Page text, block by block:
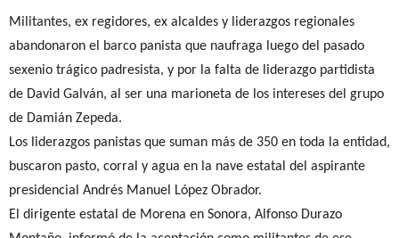
Militantes, ex regidores, ex alcaldes y liderazgos regionales
abandonaron el barco panista que naufraga luego del pasado
sexenio trágico padresista, y por la falta de liderazgo partidista
de David Galván, al ser una marioneta de los intereses del grupo
de Damián Zepeda.
Los liderazgos panistas que suman más de 350 en toda la entidad,
buscaron pasto, corral y agua en la nave estatal del aspirante
presidencial Andrés Manuel López Obrador.
El dirigente estatal de Morena en Sonora, Alfonso Durazo